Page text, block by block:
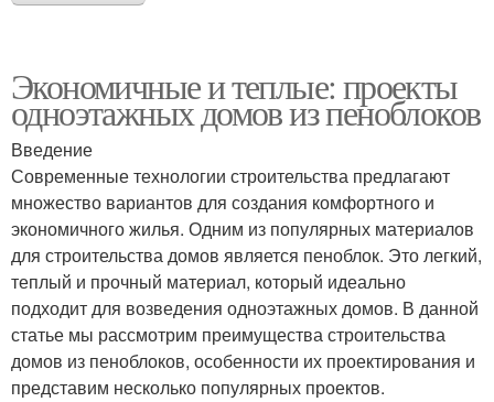
Экономичные и теплые: проекты
одноэтажных домов из пеноблоков
Введение
Современные технологии строительства предлагают
множество вариантов для создания комфортного и
экономичного жилья. Одним из популярных материалов
для строительства домов является пеноблок. Это легкий,
теплый и прочный материал, который идеально
подходит для возведения одноэтажных домов. В данной
статье мы рассмотрим преимущества строительства
домов из пеноблоков, особенности их проектирования и
представим несколько популярных проектов.